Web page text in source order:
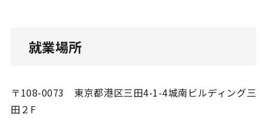
就業場所
〒108-0073 東京都港区三田4-1-4城南ビルディング三
田２F